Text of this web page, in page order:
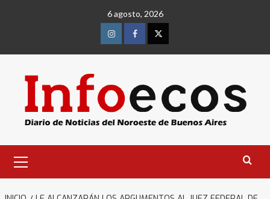
6 agosto, 2026
InstagramFacebookTwitter
primario